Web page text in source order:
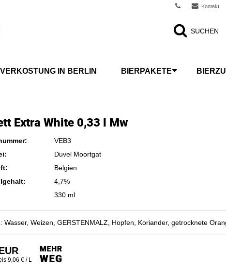
Kontakt
SUCHEN
IN BERLIN BIERPAKETE
Extra White 0,33 l Mw
VEB3
Duvel Moortgat
Belgien
4,7%
330 ml
Wasser, Weizen, GERSTENMALZ, Hopfen, Koriander, getrocknete
9,06 € / L